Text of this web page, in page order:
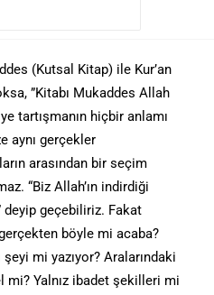
(Kutsal Kitap) ile Kur’an
”Kitabı Mukaddes Allah
tartışmanın hiçbir anlamı
aynı gerçekler
arasından bir seçim
“Biz Allah’ın indirdiği
deyip geçebiliriz. Fakat
böyle mi acaba?
mi yazıyor? Aralarındaki
mi? Yalnız ibadet şekilleri mi